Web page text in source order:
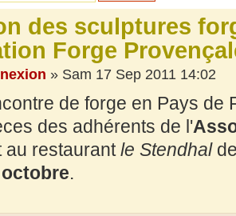
des sculptures
Forge
» Sam 17 Sep 2011 14:02
de forge en Pays de
des adhérents de l'
au restaurantle Stendhal
.